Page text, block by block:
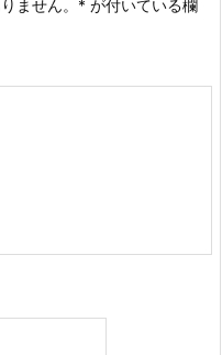
ません。 * が付いている欄